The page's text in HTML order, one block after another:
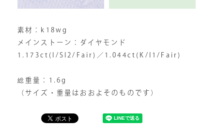
素材：k18wg
メインストーン：ダイヤモンド
1.173ct(I/SI2/Fair)／1.044ct(K/I1/Fair)
総重量：1.6g
（サイズ・重量はおおよそのものです）